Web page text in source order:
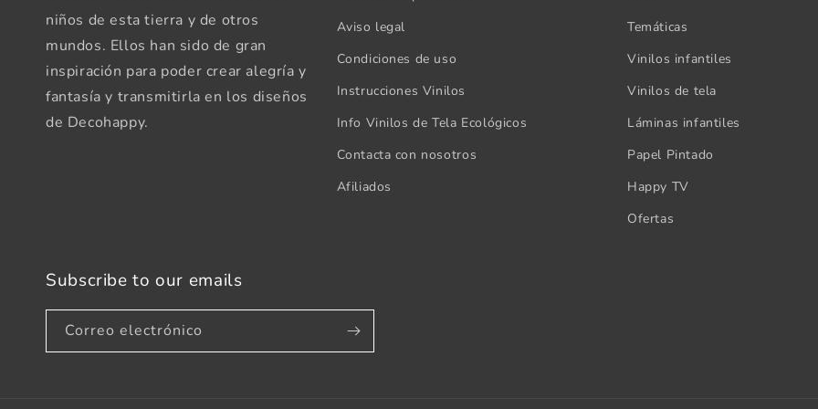
niños de esta tierra y de otros
mundos. Ellos han sido de gran
inspiración para poder crear alegría y
fantasía y transmitirla en los diseños
de Decohappy.
Aviso legal
Condiciones de uso
Instrucciones Vinilos
Info Vinilos de Tela Ecológicos
Contacta con nosotros
Afiliados
Temáticas
Vinilos infantiles
Vinilos de tela
Láminas infantiles
Papel Pintado
Happy TV
Ofertas
Subscribe to our emails
Correo electrónico